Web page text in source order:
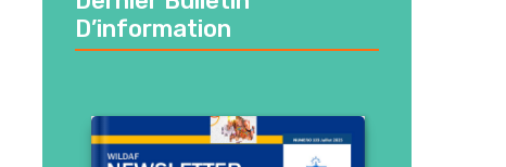
D’information